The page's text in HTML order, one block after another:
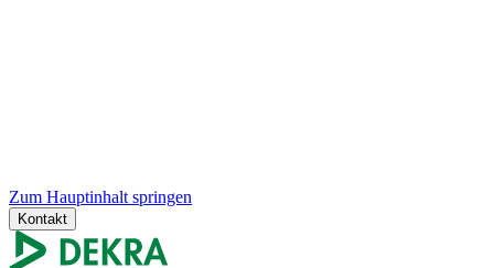
Zum Hauptinhalt springen
Kontakt